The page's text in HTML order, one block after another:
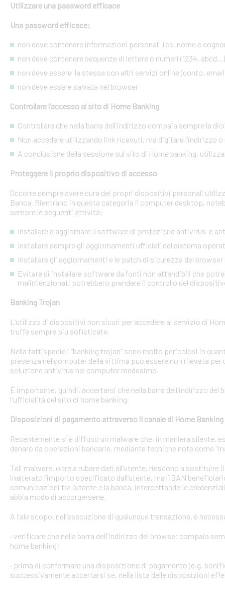
Utilizzare una password efficace
Una password efficace:
non deve contenere informazioni personali (es. nome e
non deve contenere sequenze di lettere o numeri (1234, abcd...)
non deve essere la stessa con altri servizi online (conto,
non deve essere salvata nel browser
Controllare l’accesso al sito di Home Banking
Controllare che nella barra dell'indirizzo compaia sempre la
Non accedere utilizzando link ricevuti, ma digitare l’indirizzo
A conclusione della sessione sul sito di Home banking,
Proteggere il proprio dispositivo di accesso
Occorre sempre avere cura dei propri dispositivi personali
Banca. Rientrano in questa categoria il computer desktop,
sempre le seguenti attività:
Installare e aggiornare il software di protezione antivirus e
Installare sempre gli aggiornamenti ufficiali del sistema
Installare gli aggiornamenti e le patch di sicurezza del
Evitare di installare software da fonti non attendibili che
malintenzionati potrebbero prendere il controllo del
Banking Trojan
L’utilizzo di dispositivi non sicuri per accedere al servizio di
truffe sempre più sofisticate.
Nella fattispecie i “banking trojan” sono molto pericolosi in
presenza nel computer della vittima può essere non rilevata
soluzione antivirus nel computer medesimo.
È importante, quindi, accertarsi che nella barra dell'indirizzo
l'ufficialità del sito di home banking.
Disposizioni di pagamento attraverso il canale di Home Banking
Recentemente si è diffuso un malware che, in maniera silente,
denaro da operazioni bancarie, mediante tecniche note come
Tali malware, oltre a rubare dati all’utente, riescono a
inalterato l’importo specificato dall’utente, ma l’IBAN
comunicazioni tra l’utente e la banca, intercettando le
abbia modo di accorgersene.
A tale scopo, nell’esecuzione di qualunque transazione, è
· verificare che nella barra dell'indirizzo del browser compaia
home banking;
· prima di confermare una disposizione di pagamento (e.g.
successivamente accertarsi se, nella lista delle disposizioni